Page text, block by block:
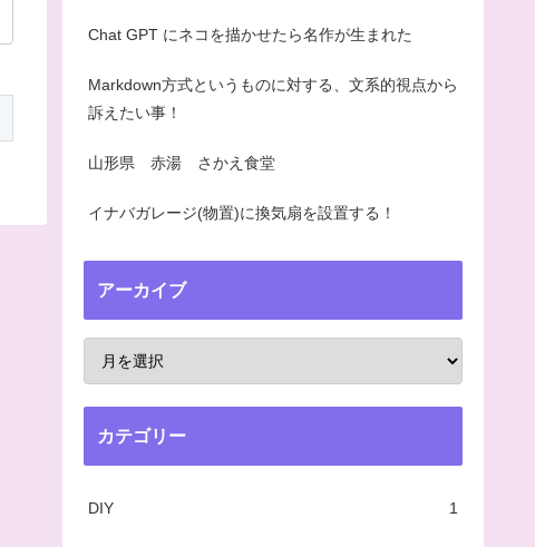
Chat GPT にネコを描かせたら名作が生まれた
Markdown方式というものに対する、文系的視点から
訴えたい事！
山形県 赤湯 さかえ食堂
イナバガレージ(物置)に換気扇を設置する！
アーカイブ
カテゴリー
DIY 1